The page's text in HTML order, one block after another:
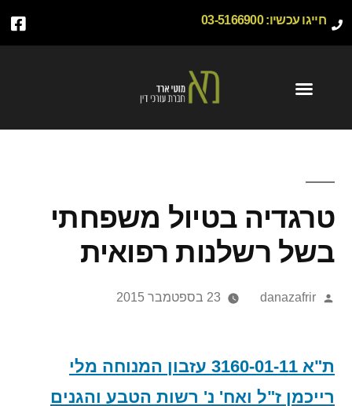
חייגו עכשיו:03-5166900
טרגדיה בטיול משפחתי
בשל רשלנות רפואית
danazafrir 23 בספטמבר 2015
ת"א 3160-01-11 עזבון המנוחה מלי
רייכמן ז"ל ואח' נ' רשות הטבע והגנים